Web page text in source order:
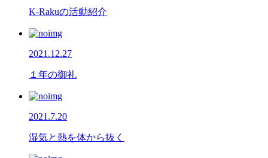
K-Rakuの活動紹介
2021.12.27
１年の御礼
2021.7.20
湿気と熱を体から抜く